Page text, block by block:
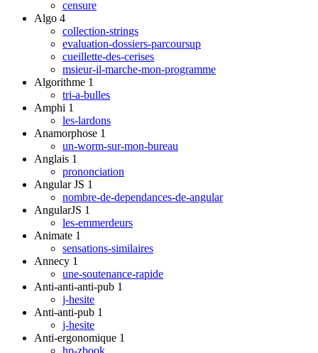
censure
Algo 4
collection-strings
evaluation-dossiers-parcoursup
cueillette-des-cerises
msieur-il-marche-mon-programme
Algorithme 1
tri-a-bulles
Amphi 1
les-lardons
Anamorphose 1
un-worm-sur-mon-bureau
Anglais 1
prononciation
Angular JS 1
nombre-de-dependances-de-angular
AngularJS 1
les-emmerdeurs
Animate 1
sensations-similaires
Annecy 1
une-soutenance-rapide
Anti-anti-anti-pub 1
j-hesite
Anti-anti-pub 1
j-hesite
Anti-ergonomique 1
hp-zbook